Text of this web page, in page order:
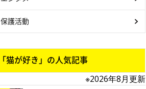
保護活動
「猫が好き」の人気記事
※2026年8月更新